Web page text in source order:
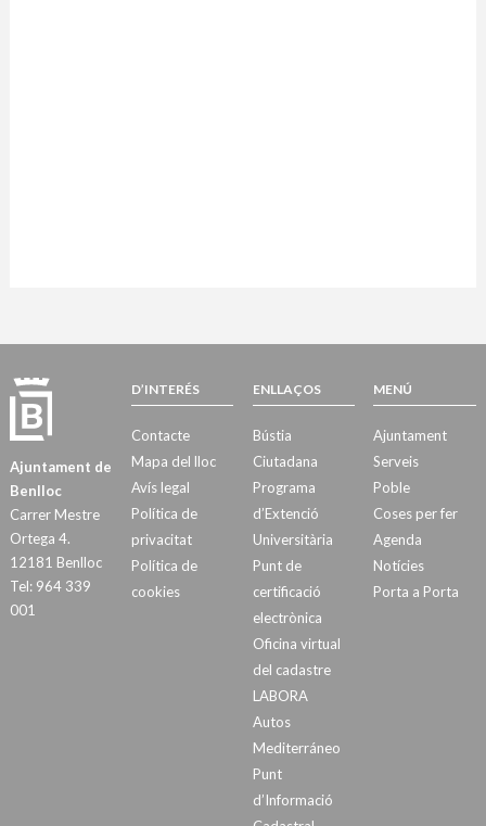
Ajuntament de
Benlloc
Carrer Mestre
Ortega 4.
12181 Benlloc
Tel: 964 339
001
D’INTERÉS
Contacte
Mapa del lloc
Avís legal
Política de
privacitat
Política de
cookies
ENLLAÇOS
Bústia
Ciutadana
Programa
d’Extenció
Universitària
Punt de
certificació
electrònica
Oficina virtual
del cadastre
LABORA
Autos
Mediterráneo
Punt
d’Informació
MENÚ
Ajuntament
Serveis
Poble
Coses per fer
Agenda
Notícies
Porta a Porta